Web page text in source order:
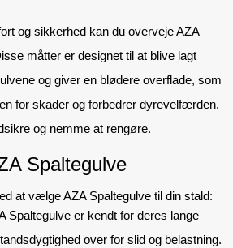
og sikkerhed kan du overveje AZA
måtter er designet til at blive lagt
og giver en blødere overflade, som
for skader og forbedrer dyrevelfærden.
og nemme at rengøre.
Spaltegulve
at vælge AZA Spaltegulve til din stald:
Spaltegulve er kendt for deres lange
over for slid og belastning.